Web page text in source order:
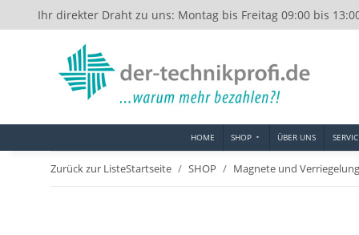
Ihr direkter Draht zu uns: Montag bis Freitag 09:00 bis
HOME SHOP ÜBER UNS
Zurück zur ListeStartseite SHOP Magnete und